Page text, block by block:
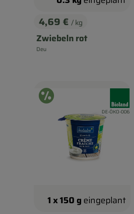
, Preis:
4,69 € / kg
Zwiebeln rot
, Herkunft:
Deu
1 x 150 geingeplant
, Kontrollstelle:
DE-ÖKO-006
Angebot